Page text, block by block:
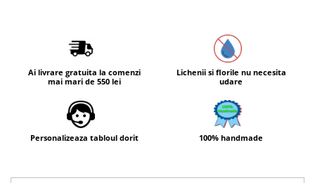
Ai livrare gratuita la comenzi
mai mari de 550 lei
Lichenii si florile nu necesita
udare
Personalizeaza tabloul dorit 100% handmade